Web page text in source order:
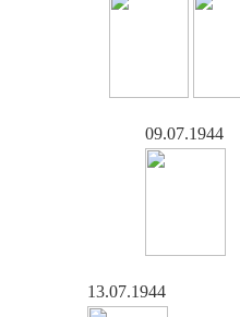
09.07.1944
13.07.1944